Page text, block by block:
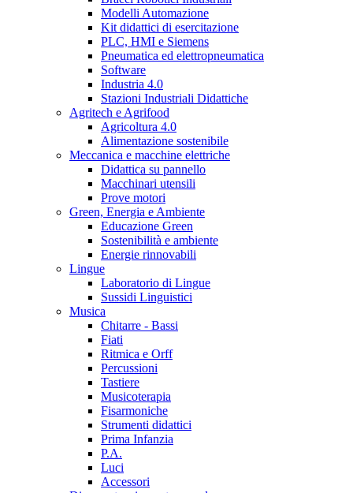
Modelli Automazione
Kit didattici di esercitazione
PLC, HMI e Siemens
Pneumatica ed elettropneumatica
Software
Industria 4.0
Stazioni Industriali Didattiche
Agritech e Agrifood
Agricoltura 4.0
Alimentazione sostenibile
Meccanica e macchine elettriche
Didattica su pannello
Macchinari utensili
Prove motori
Green, Energia e Ambiente
Educazione Green
Sostenibilità e ambiente
Energie rinnovabili
Lingue
Laboratorio di Lingue
Sussidi Linguistici
Musica
Chitarre - Bassi
Fiati
Ritmica e Orff
Percussioni
Tastiere
Musicoterapia
Fisarmoniche
Strumenti didattici
Prima Infanzia
P.A.
Luci
Accessori